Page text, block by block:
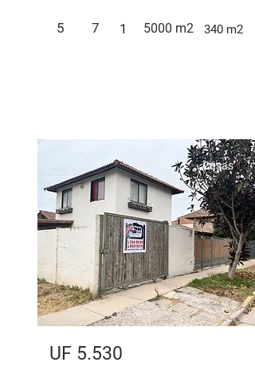
5 7 1 5000 m2 340 m2
Casas
UF 5.530